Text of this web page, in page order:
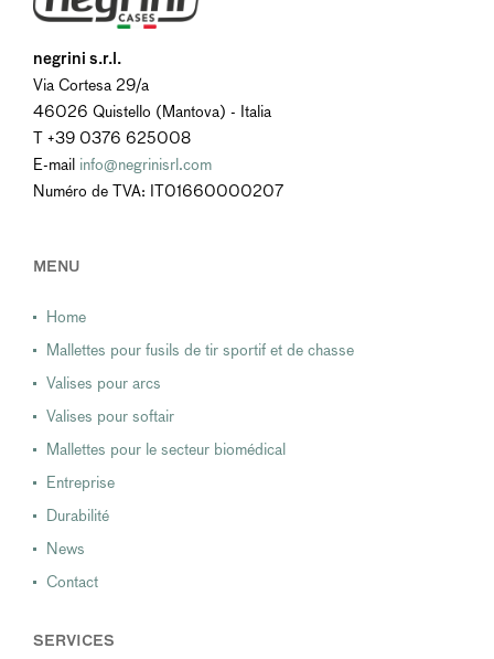
negrini s.r.l.
Via Cortesa 29/a
46026 Quistello (Mantova) - Italia
T +39 0376 625008
E-mail info@negrinisrl.com
Numéro de TVA: IT01660000207
MENU
Home
Mallettes pour fusils de tir sportif et de chasse
Valises pour arcs
Valises pour softair
Mallettes pour le secteur biomédical
Entreprise
Durabilité
News
Contact
SERVICES